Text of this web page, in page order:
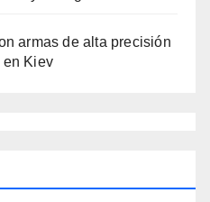
armas de alta precisión
en Kiev